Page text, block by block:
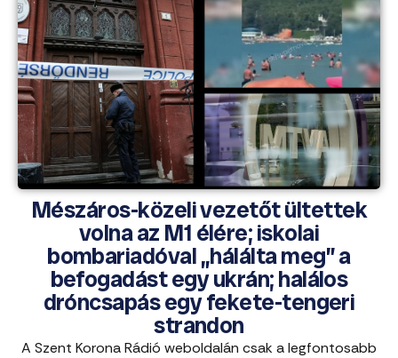
Mészáros-közeli vezetőt ültettek
volna az M1 élére; iskolai
bombariadóval „hálálta meg” a
befogadást egy ukrán; halálos
dróncsapás egy fekete-tengeri
strandon
A Szent Korona Rádió weboldalán csak a legfontosabb